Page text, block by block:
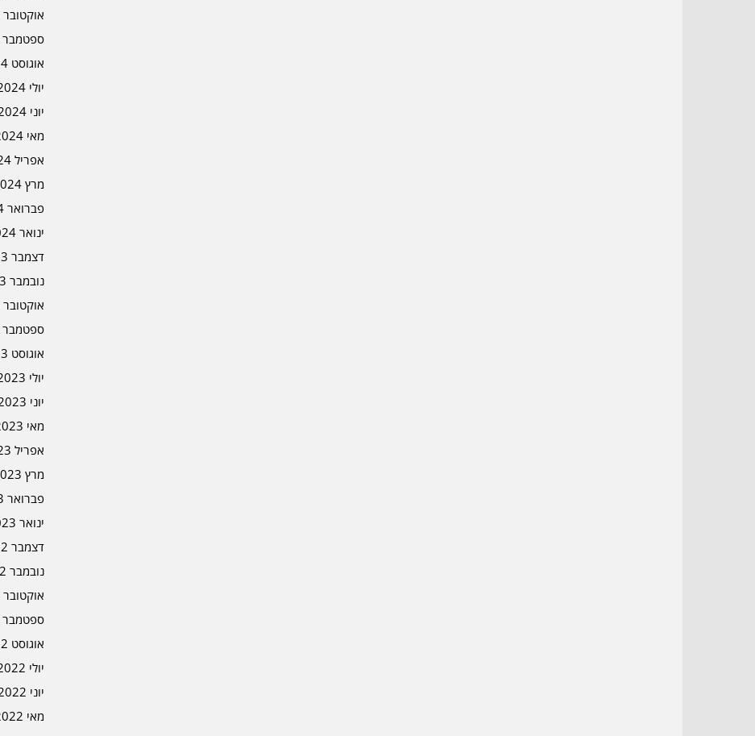
אוקטובר 2024
ספטמבר 2024
אוגוסט 2024
יולי 2024
יוני 2024
מאי 2024
אפריל 2024
מרץ 2024
פברואר 2024
ינואר 2024
דצמבר 2023
נובמבר 2023
אוקטובר 2023
ספטמבר 2023
אוגוסט 2023
יולי 2023
יוני 2023
מאי 2023
אפריל 2023
מרץ 2023
פברואר 2023
ינואר 2023
דצמבר 2022
נובמבר 2022
אוקטובר 2022
ספטמבר 2022
אוגוסט 2022
יולי 2022
יוני 2022
מאי 2022